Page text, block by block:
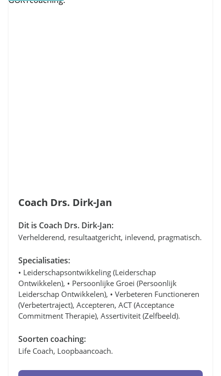
Coach Drs. Dirk-Jan
Dit is Coach Drs. Dirk-Jan:
Verhelderend, resultaatgericht, inlevend, pragmatisch.
Specialisaties:
• Leiderschapsontwikkeling (leiderschap
Ontwikkelen), • Persoonlijke Groei (persoonlijk
Leiderschap Ontwikkelen), • Verbeteren Functioneren
(verbetertraject), Accepteren, ACT (Acceptance
Commitment Therapie), Assertiviteit (zelfbeeld).
Soorten coaching:
Life Coach, Loopbaancoach.